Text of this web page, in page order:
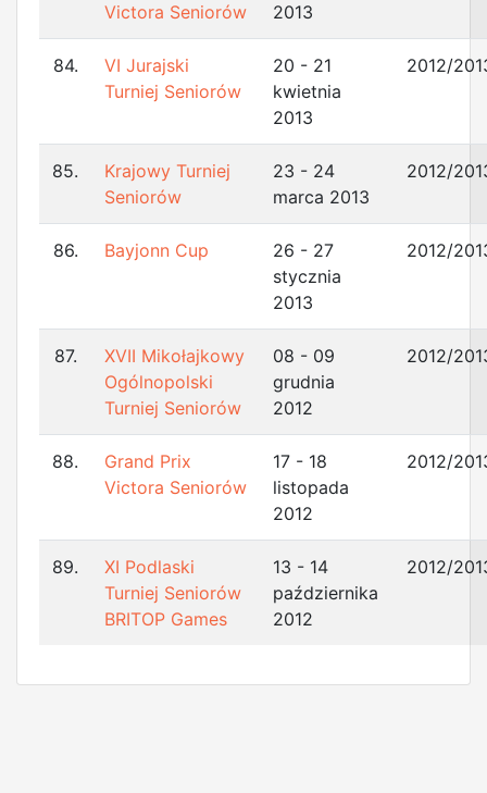
Victora Seniorów
2013
84.
VI Jurajski
Turniej Seniorów
20 - 21
kwietnia
2013
2012/
85.
Krajowy Turniej
Seniorów
23 - 24
marca 2013
2012/
86. Bayjonn Cup
26 - 27
stycznia
2013
2012/
87.
XVII Mikołajkowy
Ogólnopolski
Turniej Seniorów
08 - 09
grudnia
2012
2012/
88.
Grand Prix
Victora Seniorów
17 - 18
listopada
2012
2012/
89.
XI Podlaski
Turniej Seniorów
BRITOP Games
13 - 14
października
2012
2012/